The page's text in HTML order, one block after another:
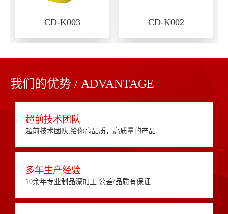
CD-K003 CD-K002
我们的优势 / ADVANTAGE
超前技术团队
超前技术团队,给你高品质，高质量的产品
多年生产经验
10余年专业制品深加工 公差/品质有保证